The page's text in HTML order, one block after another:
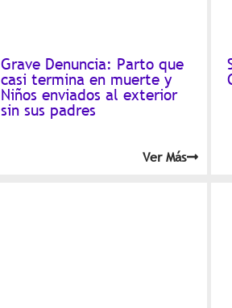
Grave Denuncia: Parto que
casi termina en muerte y
Niños enviados al exterior
sin sus padres
Ver Más